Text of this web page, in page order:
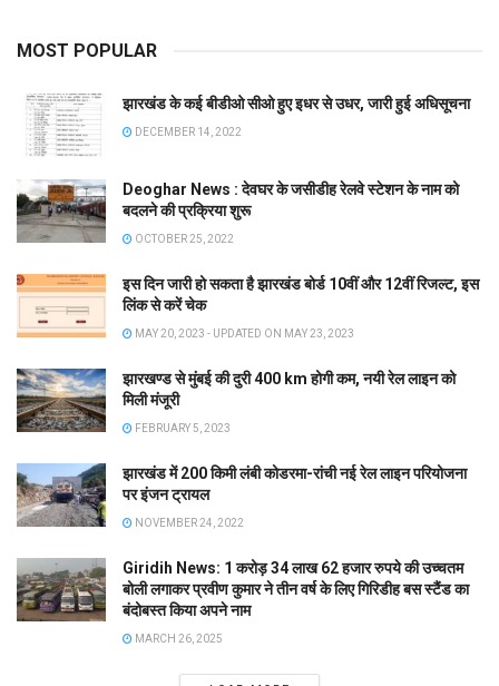
MOST POPULAR
झारखंड के कई बीडीओ सीओ हुए इधर से उधर, जारी हुई अधिसूचना
DECEMBER 14, 2022
Deoghar News : देवघर के जसीडीह रेलवे स्टेशन के नाम को
बदलने की प्रक्रिया शुरू
OCTOBER 25, 2022
इस दिन जारी हो सकता है झारखंड बोर्ड 10वीं और 12वीं रिजल्ट, इस
लिंक से करें चेक
MAY 20, 2023 - UPDATED ON MAY 23, 2023
झारखण्ड से मुंबई की दुरी 400 km होगी कम, नयी रेल लाइन को
मिली मंजूरी
FEBRUARY 5, 2023
झारखंड में 200 किमी लंबी कोडरमा-रांची नई रेल लाइन परियोजना
पर इंजन ट्रायल
NOVEMBER 24, 2022
Giridih News: 1 करोड़ 34 लाख 62 हजार रुपये की उच्चतम
बोली लगाकर प्रवीण कुमार ने तीन वर्ष के लिए गिरिडीह बस स्टैंड का
बंदोबस्त किया अपने नाम
MARCH 26, 2025